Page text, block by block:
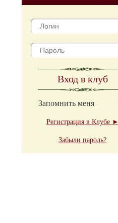
Вход в клуб
Запомнить меня
Регистрация в Клубе ►
Забыли пароль?